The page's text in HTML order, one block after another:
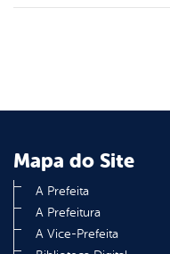
Mapa do Site
A Prefeita
A Prefeitura
A Vice-Prefeita